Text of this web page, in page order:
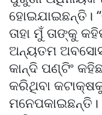
ହୋଇଯାଇଛନ୍ତି।
ତାହା ମୁଁ ତାଙ୍କୁ
ଅନ୍ୟତମ ଅବସୋସ
କାନ୍ଦି ପଣ୍ଟିଂ
କରିଥିବା